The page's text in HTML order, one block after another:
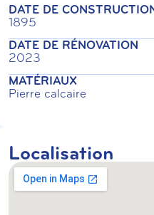
DATE DE
1895
DATE DE RÉNOVATION
2023
MATÉRIAUX
Pierre calcaire
Localisation